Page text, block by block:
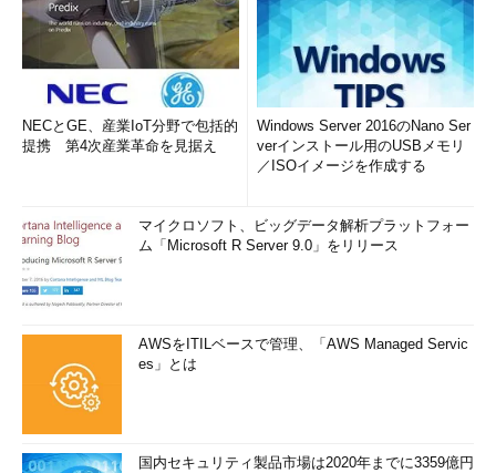
NECとGE、産業IoT分野で包括的
提携 第4次産業革命を見据え
Windows Server 2016のNano Ser
verインストール用のUSBメモリ
／ISOイメージを作成する
マイクロソフト、ビッグデータ解析プラットフォー
ム「Microsoft R Server 9.0」をリリース
AWSをITILベースで管理、「AWS Managed Servic
es」とは
国内セキュリティ製品市場は2020年までに3359億円